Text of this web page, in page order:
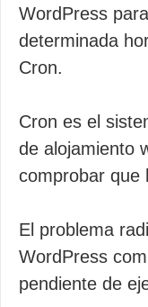
WordPress
determinada
Cron.
Cron es el
de alojamiento
comprobar que
El problema
WordPress
pendiente de